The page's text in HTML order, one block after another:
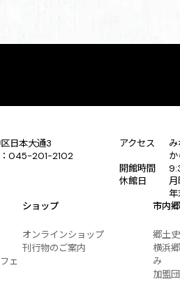
日本大通3
045-201-2102
アクセス
開館時間
休館日
年
ェ
ショップ
オンラインショップ
刊行物のご案内
市内
郷土
横浜
み
加盟